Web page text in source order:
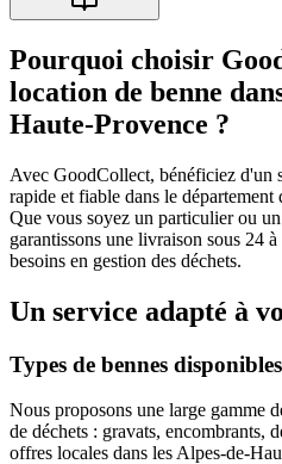
Pourquoi choisir
location de benne
Haute-Provence ?
Avec GoodCollect, bénéficiez d'un
rapide et fiable dans le
Que vous soyez un particulier ou
garantissons une livraison sous 24
besoins en gestion des déchets.
Un service adapté à
Types de bennes disponibles
Nous proposons une large gamme
de déchets : gravats, encombrants,
offres locales dans les Alpes-de-